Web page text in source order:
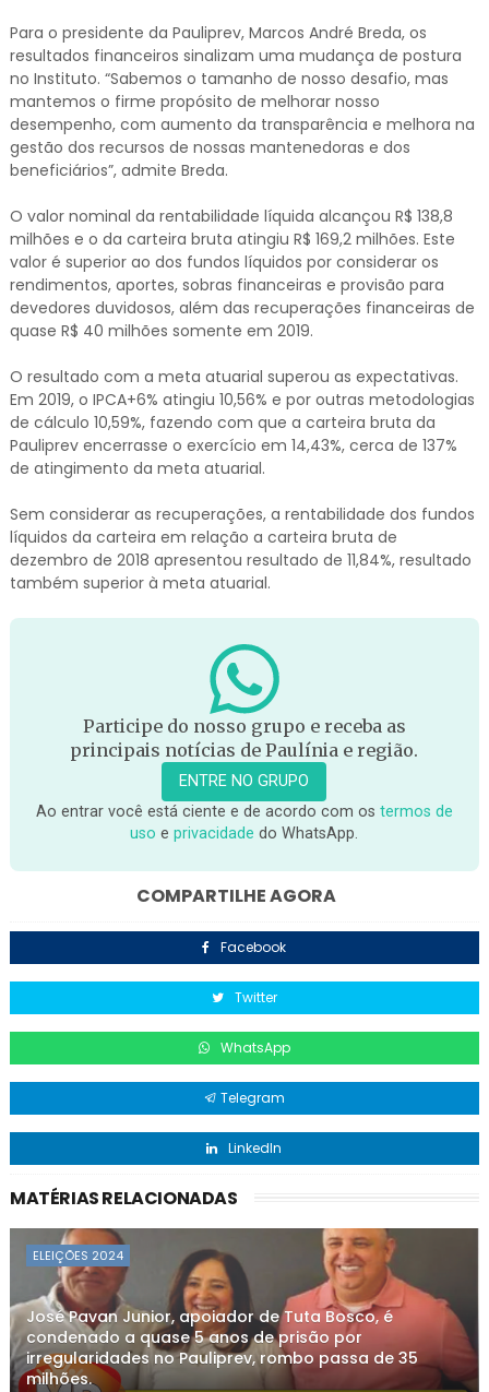
Para o presidente da Pauliprev, Marcos André Breda, os
resultados financeiros sinalizam uma mudança de postura
no Instituto. “Sabemos o tamanho de nosso desafio, mas
mantemos o firme propósito de melhorar nosso
desempenho, com aumento da transparência e melhora na
gestão dos recursos de nossas mantenedoras e dos
beneficiários”, admite Breda.
O valor nominal da rentabilidade líquida alcançou R$ 138,8
milhões e o da carteira bruta atingiu R$ 169,2 milhões. Este
valor é superior ao dos fundos líquidos por considerar os
rendimentos, aportes, sobras financeiras e provisão para
devedores duvidosos, além das recuperações financeiras de
quase R$ 40 milhões somente em 2019.
O resultado com a meta atuarial superou as expectativas.
Em 2019, o IPCA+6% atingiu 10,56% e por outras metodologias
de cálculo 10,59%, fazendo com que a carteira bruta da
Pauliprev encerrasse o exercício em 14,43%, cerca de 137%
de atingimento da meta atuarial.
Sem considerar as recuperações, a rentabilidade dos fundos
líquidos da carteira em relação a carteira bruta de
dezembro de 2018 apresentou resultado de 11,84%, resultado
também superior à meta atuarial.
Participe do nosso grupo e receba as
principais notícias de Paulínia e região.
ENTRE NO GRUPO
Ao entrar você está ciente e de acordo com os termos de
uso eprivacidade do WhatsApp.
COMPARTILHE AGORA
Facebook
Twitter
WhatsApp
Telegram
LinkedIn
MATÉRIAS RELACIONADAS
ELEIÇÕES 2024
José Pavan Junior, apoiador de Tuta Bosco, é
condenado a quase 5 anos de prisão por
irregularidades no Pauliprev, rombo passa de 35
milhões.